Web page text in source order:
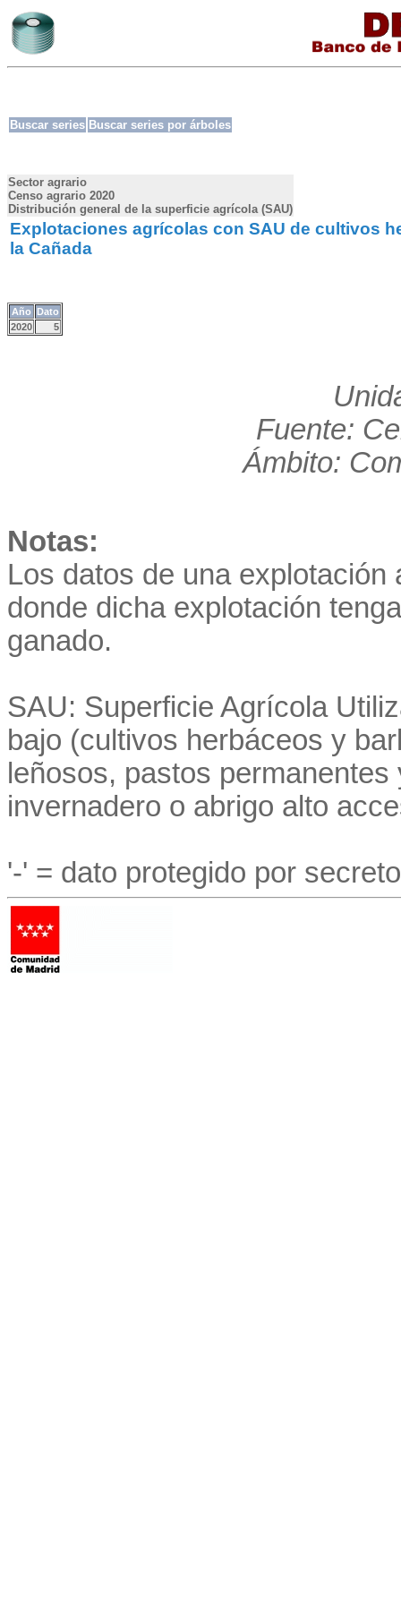
Buscar series Buscar series por árboles
Sector agrario
Censo agrario 2020
Distribución general de la superficie agrícola (SAU)
Explotaciones agrícolas con SAU de cultivos
la Cañada
Año Dato
2020
5
Fuente:
Ámbito:
Notas:
Los datos de una
donde dicha explotación
ganado.
SAU: Superficie Agrícola
bajo (cultivos herbáceos y
leñosos, pastos
invernadero o abrigo alto
'-' = dato protegido por